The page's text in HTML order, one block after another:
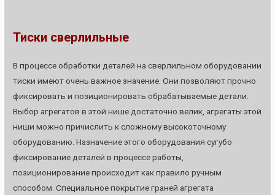
Тиски сверлильные
В процессе обработки деталей на сверлильном оборудовании
тиски имеют очень важное значение. Они позволяют прочно
фиксировать и позиционировать обрабатываемые детали.
Выбор агрегатов в этой нише достаточно велик, агрегаты этой
ниши можно причислить к сложному высокоточному
оборудованию. Назначение этого оборудования сугубо
фиксирование деталей в процессе работы,
позиционирование происходит как правило ручным
способом. Специальное покрытие граней агрегата